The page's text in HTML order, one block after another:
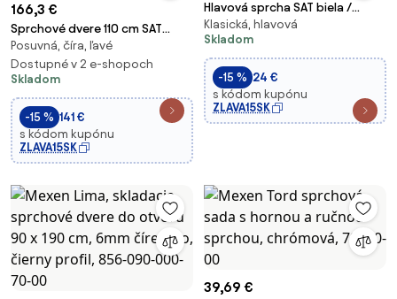
166,3 €
Sprchové dvere 110 cm SAT
Project SATPROMUD110CRT
Posuvná, číra, ľavé
Dostupné v 2 e-shopoch
Skladom
-15 % 141 €
s kódom kupónu
ZLAVA15SK
Hlavová sprcha SAT biela /
chróm SATBSHS31
Klasická, hlavová
Skladom
-15 % 24 €
s kódom kupónu
ZLAVA15SK
39,69 €